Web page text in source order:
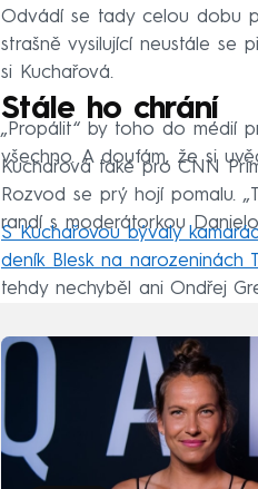
Odvádí se tady celou dobu
strašně vysilující neustále se
si Kuchařová.
Stále ho chrání
„Propálit“ by toho do médií
všechno. A doufám, že si
Kuchařová také pro CNN
Rozvod se prý hojí pomalu.
randí s moderátorkou
S Kuchařovou bývaly
deník Blesk na narozeninách
tehdy nechyběl ani Ondřej